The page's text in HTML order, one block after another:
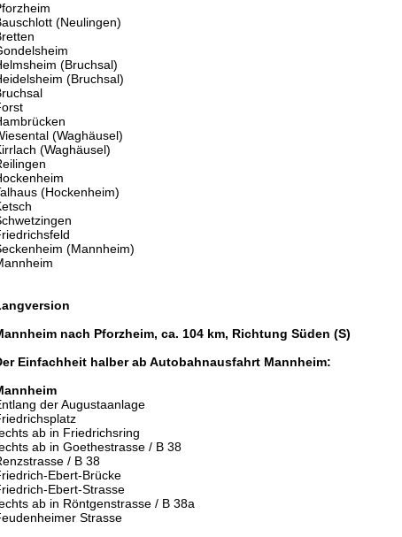
(Neulingen)
(Bruchsal)
(Bruchsal)
(Waghäusel)
(Waghäusel)
(Hockenheim)
(Mannheim)
nach Pforzheim, ca. 104 km, Richtung Süden (S)
Einfachheit halber ab Autobahnausfahrt Mannheim:
der Augustaanlage
ab in Friedrichsring
ab in Goethestrasse / B 38
/ B 38
Ebert-Brücke
Ebert-Strasse
ab in Röntgenstrasse / B 38a
Strasse